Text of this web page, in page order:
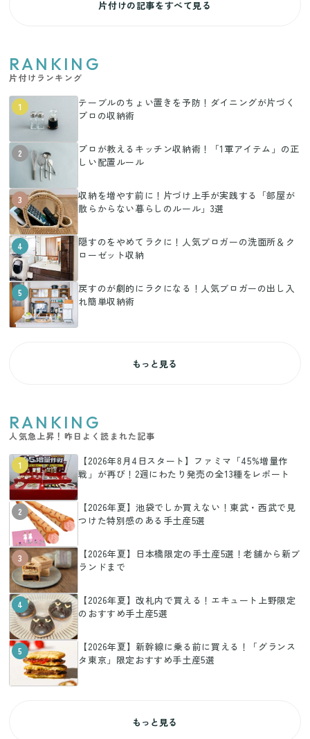
片付けの記事をすべて見る
RANKING
片付けランキング
1
テーブルのちょい置きを予防！ダイニングが片づく
プロの収納術
2
プロが教えるキッチン収納術！「1軍アイテム」の正
しい配置ルール
3
収納を増やす前に！片づけ上手が実践する「部屋が
散らからない暮らしのルール」3選
4
隠すのをやめてラクに！人気ブロガーの洗面所＆ク
ローゼット収納
5
戻すのが劇的にラクになる！人気ブロガーの出し入
れ簡単収納術
もっと見る
RANKING
人気急上昇！昨日よく読まれた記事
1
【2026年8月4日スタート】ファミマ「45%増量作
戦」が再び！2週にわたり発売の全13種をレポート
2
【2026年夏】池袋でしか買えない！東武・西武で見
つけた特別感のある手土産5選
3
【2026年夏】日本橋限定の手土産5選！老舗から新ブ
ランドまで
4
【2026年夏】改札内で買える！エキュート上野限定
のおすすめ手土産5選
5
【2026年夏】新幹線に乗る前に買える！「グランス
タ東京」限定おすすめ手土産5選
もっと見る